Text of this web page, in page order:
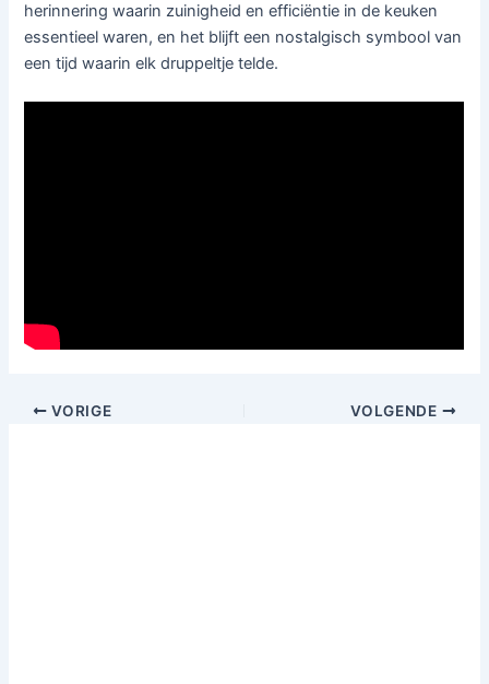
herinnering waarin zuinigheid en efficiëntie in de keuken
essentieel waren, en het blijft een nostalgisch symbool van
een tijd waarin elk druppeltje telde.
VORIGE VOLGENDE